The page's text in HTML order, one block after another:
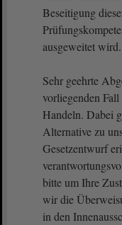
Beseitigung
ausgeweitet wird.
Sehr geehrte
vorliegenden
Handeln. Dabei
Alternative zu
Gesetzentwurf
bitte um Ihre
wir die
in den